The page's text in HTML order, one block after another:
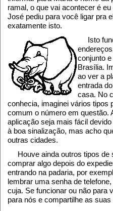
ramal, o que vai acontecer é
José pediu para você ligar pra
exatamente isto.
Isto
conjunto
Brasília.
ao ver a
entrada
casa. No
conhecia, imaginei vários tipos
comum o número em questão.
aplicação seja mais fácil
à boa sinalização, mas acho
outras cidades.
Houve ainda outros tipos
comprar algo depois do
entrando na padaria, por
lembrar uma senha de
cuja. Se funcionar ou não para
para nós e compartilhe as